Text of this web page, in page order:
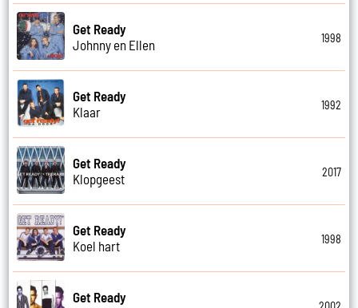
Get Ready
Johnny en Ellen
1998
Get Ready
Klaar
1992
Get Ready
Klopgeest
2017
Get Ready
Koel hart
1998
Get Ready